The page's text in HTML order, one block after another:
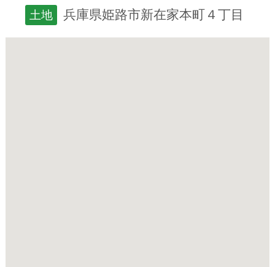
土地 兵庫県姫路市新在家本町４丁目